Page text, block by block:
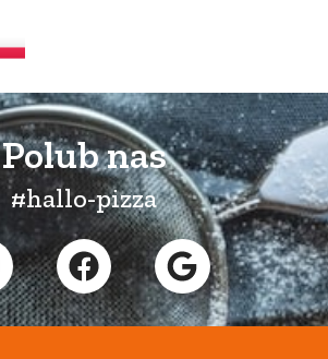
Polub nas
#hallo-pizza